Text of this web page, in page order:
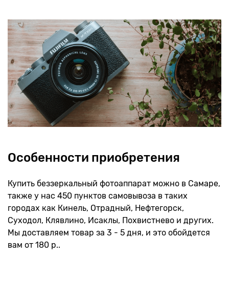
Особенности приобретения
Купить беззеркальный фотоаппарат можно в Самаре,
также у нас 450 пунктов самовывоза в таких
городах как Кинель, Отрадный, Нефтегорск,
Суходол, Клявлино, Исаклы, Похвистнево и других.
Мы доставляем товар за 3 - 5 дня, и это обойдется
вам от 180 р..